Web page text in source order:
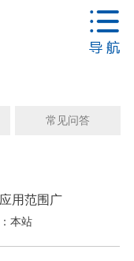
常见问答
用范围广
本站